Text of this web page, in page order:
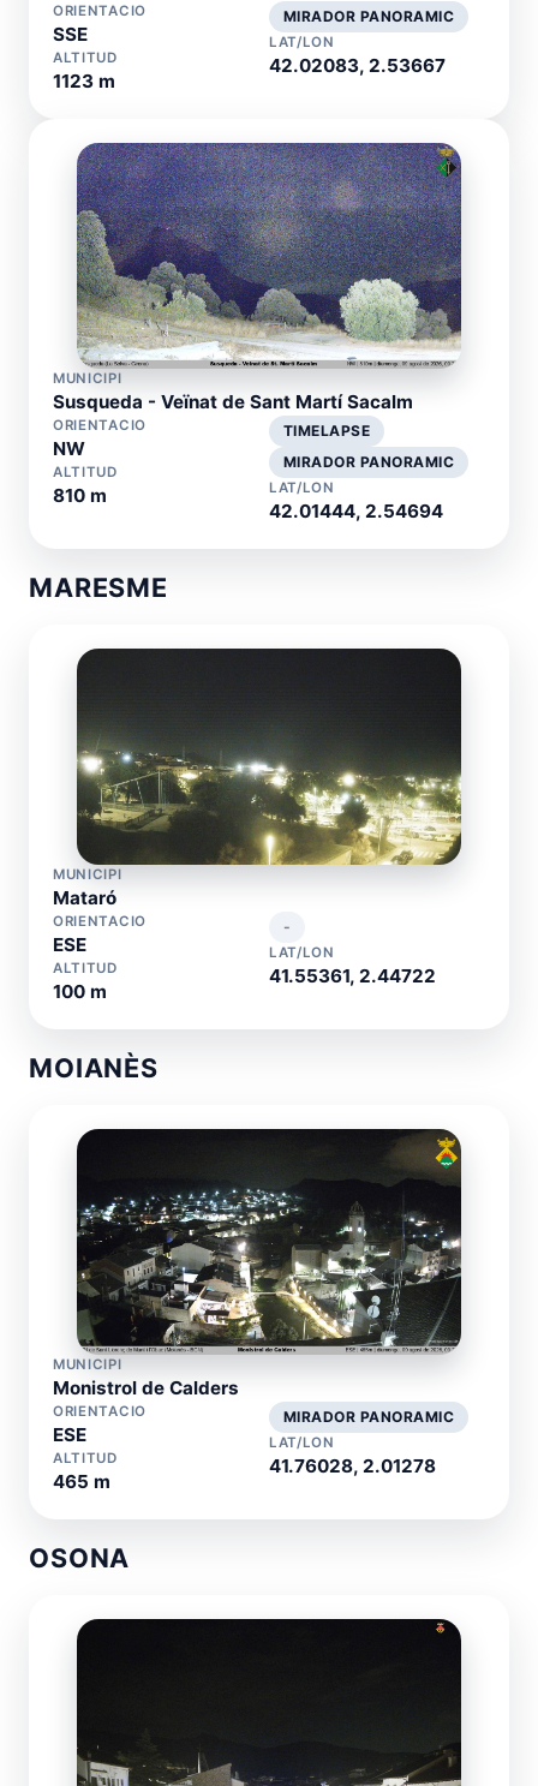
ORIENTACIO
SSE
ALTITUD
1123 m
MIRADOR PANORAMIC
LAT/LON
42.02083, 2.53667
MUNICIPI
Susqueda - Veïnat de Sant Martí Sacalm
ORIENTACIO
NW
ALTITUD
810 m
TIMELAPSE
MIRADOR PANORAMIC
LAT/LON
42.01444, 2.54694
MARESME
MUNICIPI
Mataró
ORIENTACIO
ESE
ALTITUD
100 m
-
LAT/LON
41.55361, 2.44722
MOIANÈS
MUNICIPI
Monistrol de Calders
ORIENTACIO
ESE
ALTITUD
465 m
MIRADOR PANORAMIC
LAT/LON
41.76028, 2.01278
OSONA